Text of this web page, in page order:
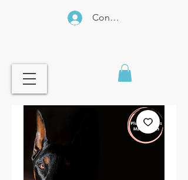
Connexion